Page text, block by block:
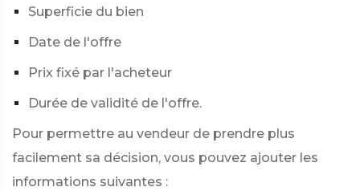
Superficie du bien
Date de l'offre
Prix fixé par l'acheteur
Durée de validité de l'offre.
Pour permettre au vendeur de prendre plus
facilement sa décision, vous pouvez ajouter les
informations suivantes :